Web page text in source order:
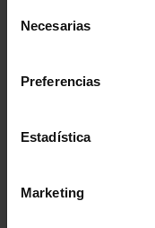
Necesarias
Preferencias
Estadística
Marketing